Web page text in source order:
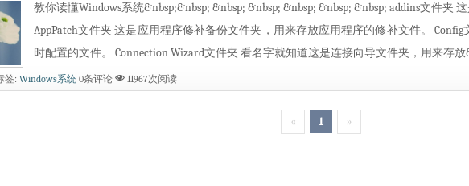
教你读懂Windows系统&nbsp;&nbsp; &nbsp; &nbsp; &nbsp; &nbsp; &nbsp; addins文件夹
AppPatch文件夹 这是应用程序修补备份文件夹，用来存放应用程序的修补文件。
时配置的文件。 Connection Wizard文件夹 看名字就知道这是连接向导文件夹，用来存
签: Windows系统 0条评论 11967次阅读
« 1 »